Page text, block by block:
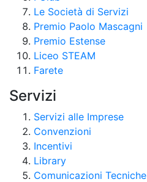
Le Società di Servizi
Premio Paolo Mascagni
Premio Estense
Liceo STEAM
Farete
Servizi
Servizi alle Imprese
Convenzioni
Incentivi
Library
Comunicazioni Tecniche